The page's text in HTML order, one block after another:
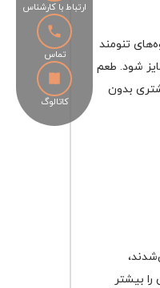
تنومند
شود. طعم
بدون
بیشتر
ارتباط با کارشناس
تماس
کاتالوگ